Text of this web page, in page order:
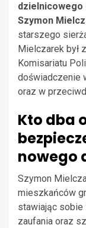
Szymon
starszego
Mielczarek był
Komisariatu
doświadczenie
oraz w
Kto dba
nowego
Szymon
mieszkańców
stawiając sobie
zaufania oraz